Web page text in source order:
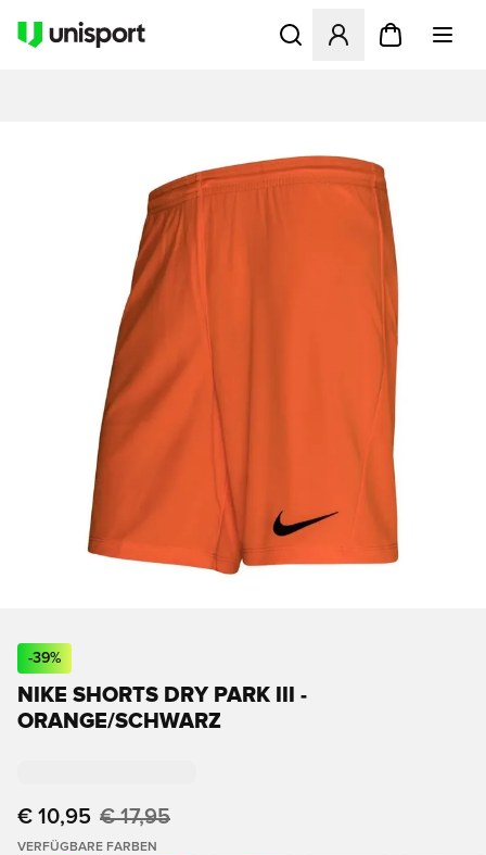
Öffnet ein Fenster zum
-39%
NIKE SHORTS DRY PARK III -
ORANGE/SCHWARZ
€ 10,95 € 17,95
VERFÜGBARE FARBEN